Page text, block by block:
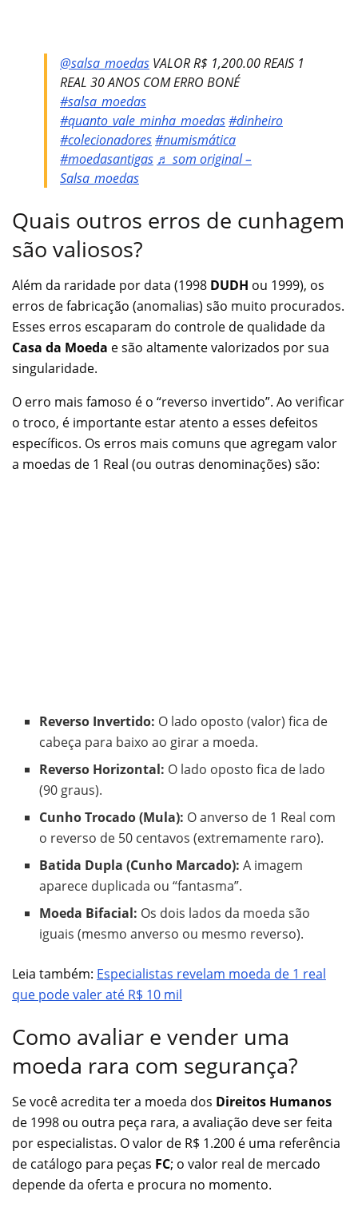
@salsa_moedas VALOR R$ 1,200.00 REAIS 1
REAL 30 ANOS COM ERRO BONÉ
#salsa_moedas
#quanto_vale_minha_moedas#dinheiro
#colecionadores#numismática
#moedasantigas ♬ som original –
Salsa_moedas
Quais outros erros de cunhagem
são valiosos?
Além da raridade por data (1998 DUDH ou 1999), os
erros de fabricação (anomalias) são muito procurados.
Esses erros escaparam do controle de qualidade da
Casa da Moeda e são altamente valorizados por sua
singularidade.
O erro mais famoso é o “reverso invertido”. Ao verificar
o troco, é importante estar atento a esses defeitos
específicos. Os erros mais comuns que agregam valor
a moedas de 1 Real (ou outras denominações) são:
Reverso Invertido: O lado oposto (valor) fica de
cabeça para baixo ao girar a moeda.
Reverso Horizontal: O lado oposto fica de lado
(90 graus).
Cunho Trocado (Mula): O anverso de 1 Real com
o reverso de 50 centavos (extremamente raro).
Batida Dupla (Cunho Marcado): A imagem
aparece duplicada ou “fantasma”.
Moeda Bifacial: Os dois lados da moeda são
iguais (mesmo anverso ou mesmo reverso).
Leia também: Especialistas revelam moeda de 1 real
que pode valer até R$ 10 mil
Como avaliar e vender uma
moeda rara com segurança?
Se você acredita ter a moeda dos Direitos Humanos
de 1998 ou outra peça rara, a avaliação deve ser feita
por especialistas. O valor de R$ 1.200 é uma referência
de catálogo para peças FC; o valor real de mercado
depende da oferta e procura no momento.